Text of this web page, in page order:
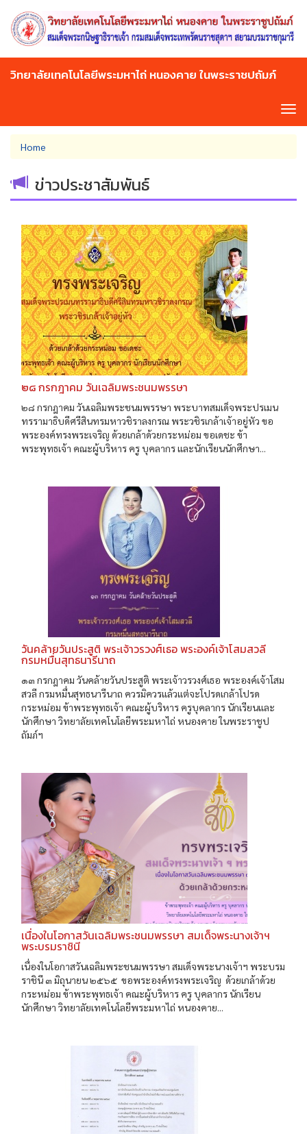
main
content
วิทยาลัยเทคโนโลยีพระมหาไถ่ หนองคาย ในพระราชปถัมภ์
You
are
here
Home
ข่าวประชาสัมพันธ์
๒๘ กรกฎาคม วันเฉลิมพระชนมพรรษา
๒๘ กรกฎาคม วันเฉลิมพระชนมพรรษา พระบาทสมเด็จพระปรเมน
ทรรามาธิบดีศรีสินทรมหาวชิราลงกรณ พระวชิรเกล้าเจ้าอยู่หัว ขอ
พระองค์ทรงพระเจริญ ด้วยเกล้าด้วยกระหม่อม ขอเดชะ ข้า
พระพุทธเจ้า คณะผู้บริหาร ครู บุคลากร และนักเรียนนักศึกษา...
วันคล้ายวันประสูติ พระเจ้าวรวงศ์เธอ พระองค์เจ้าโสมสวลี
กรมหมื่นสุทธนารีนาถ
๑๓ กรกฎาคม วันคล้ายวันประสูติ พระเจ้าวรวงศ์เธอ พระองค์เจ้าโสม
สวลี กรมหมื่นสุทธนารีนาถ ควรมิควรแล้วแต่จะโปรดเกล้าโปรด
กระหม่อม ข้าพระพุทธเจ้า คณะผู้บริหาร ครูบุคลากร นักเรียนและ
นักศึกษา วิทยาลัยเทคโนโลยีพระมหาไถ่ หนองคาย ในพระราชูป
ถัมภ์ฯ
เนื่องในโอกาสวันเฉลิมพระชนมพรรษา สมเด็จพระนางเจ้าฯ
พระบรมราชินี
เนื่องในโอกาสวันเฉลิมพระชนมพรรษา สมเด็จพระนางเจ้าฯ พระบรม
ราชินี ๓ มิถุนายน ๒๕๖๕ ขอพระองค์ทรงพระเจริญ ด้วยเกล้าด้วย
กระหม่อม ข้าพระพุทธเจ้า คณะผู้บริหาร ครู บุคลากร นักเรียน
นักศึกษา วิทยาลัยเทคโนโลยีพระมหาไถ่ หนองคาย...